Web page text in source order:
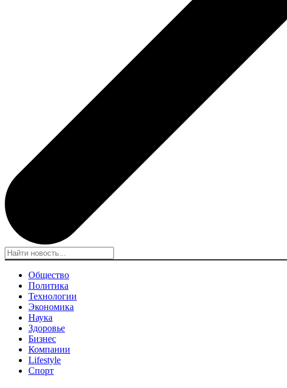
Общество
Политика
Технологии
Экономика
Наука
Здоровье
Бизнес
Компании
Lifestyle
Спорт